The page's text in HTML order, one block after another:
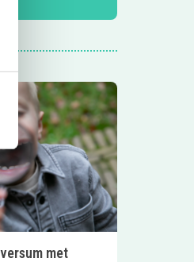
met